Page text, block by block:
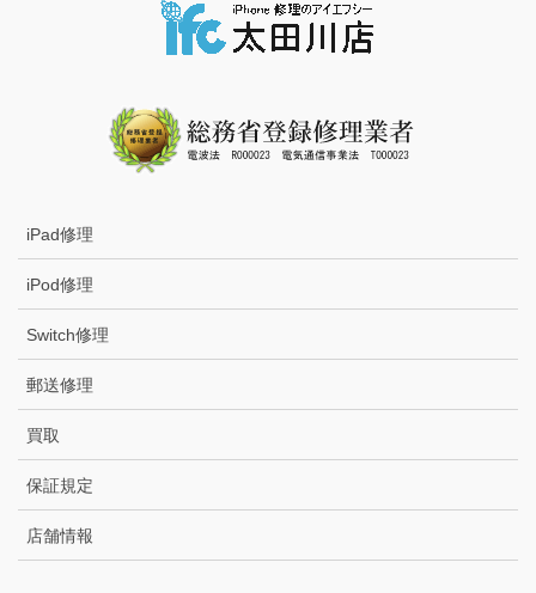
iPad修理
iPod修理
Switch修理
郵送修理
買取
保証規定
店舗情報